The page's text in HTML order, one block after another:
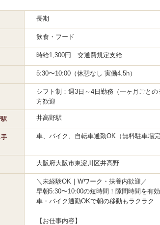
長期
飲食・フード
時給1,300円 交通費規定支給
5:30〜10:00（休憩なし 実働4.5h）
シフト制：週3日～4日勤務（一ヶ月ごと
方歓迎
井高野駅
車、バイク、自転車通勤OK（無料駐車場完
大阪府大阪市東淀川区井高野
＼未経験OK｜Wワーク・扶養内歓迎／
早朝5:30〜10:00の短時間！隙間時間を有
車・バイク通勤OKで朝の移動もラクラク
【お仕事内容】